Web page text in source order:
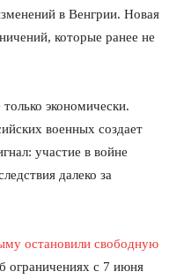
в Венгрии. Новая
которые ранее не
экономически.
военных создает
участие в войне
далеко за
остановили свободную
ограничениях с 7 июня